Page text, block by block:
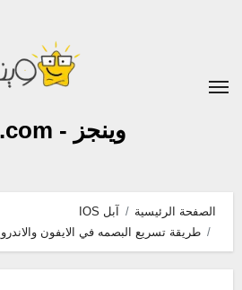
وينجز - wingiz.com
الصفحة الرئيسية
آبل IOS
طريقة تسريع البصمه في الايفون